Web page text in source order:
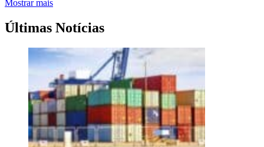
Mostrar mais
Últimas Notícias